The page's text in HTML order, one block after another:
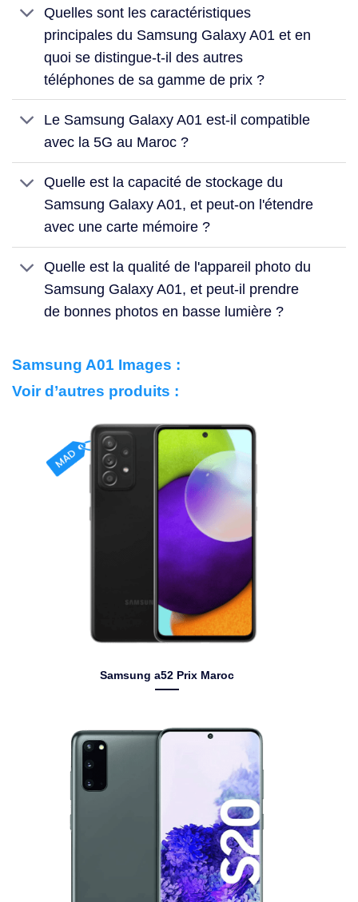
Quelles sont les caractéristiques
principales du Samsung Galaxy A01 et en
quoi se distingue-t-il des autres
téléphones de sa gamme de prix ?
Le Samsung Galaxy A01 est-il compatible
avec la 5G au Maroc ?
Quelle est la capacité de stockage du
Samsung Galaxy A01, et peut-on l'étendre
avec une carte mémoire ?
Quelle est la qualité de l'appareil photo du
Samsung Galaxy A01, et peut-il prendre
de bonnes photos en basse lumière ?
Samsung A01 Images :
Voir d’autres produits :
Samsung a52 Prix Maroc